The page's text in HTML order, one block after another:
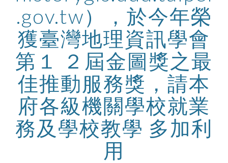
.gov.tw），於今年榮
獲臺灣地理資訊學會
第１ ２屆金圖獎之最
佳推動服務獎，請本
府各級機關學校就業
務及學校教學 多加利
用